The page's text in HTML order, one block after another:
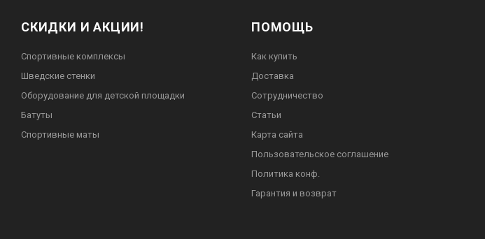
СКИДКИ И АКЦИИ!
Спортивные комплексы
Шведские стенки
Оборудование для детской площадки
Батуты
Спортивные маты
ПОМОЩЬ
Как купить
Доставка
Сотрудничество
Статьи
Карта сайта
Пользовательское соглашение
Политика конф.
Гарантия и возврат